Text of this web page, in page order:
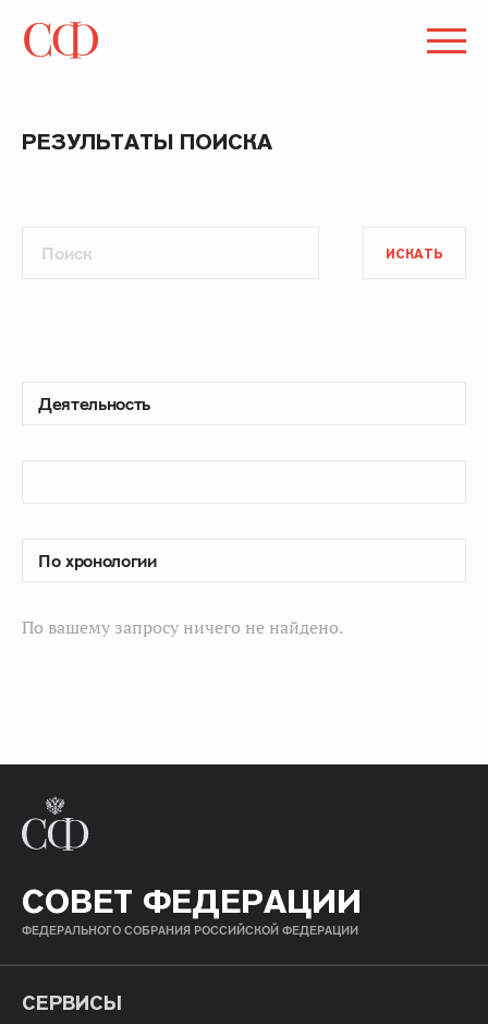
РЕЗУЛЬТАТЫ ПОИСКА
ИСКАТЬ
По вашему запросу ничего не найдено.
СОВЕТ ФЕДЕРАЦИИ
ФЕДЕРАЛЬНОГО СОБРАНИЯ РОССИЙСКОЙ ФЕДЕРАЦИИ
СЕРВИСЫ